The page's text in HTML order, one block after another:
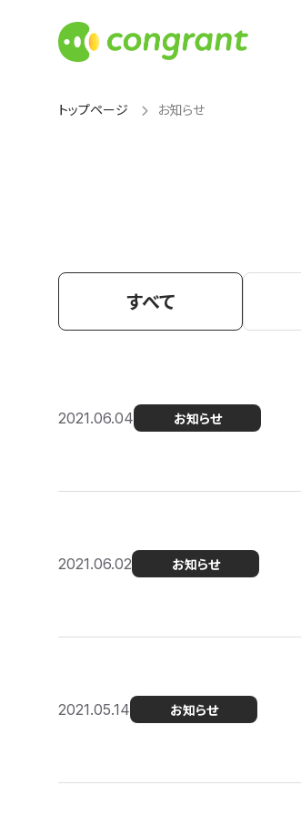
トップページ お知らせ
すべて
2021.06.04 お知らせ
2021.06.02 お知らせ
2021.05.14 お知らせ